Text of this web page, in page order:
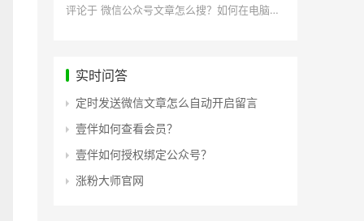
评论于 微信公众号文章怎么搜？如何在电脑上搜索公众号文章？
实时问答
定时发送微信文章怎么自动开启留言
壹伴如何查看会员？
壹伴如何授权绑定公众号？
涨粉大师官网